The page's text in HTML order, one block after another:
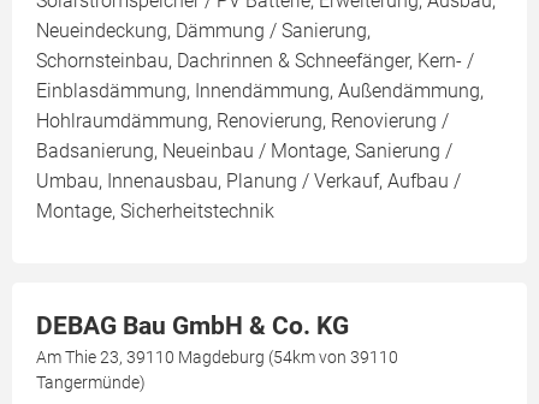
Neueindeckung, Dämmung / Sanierung,
Schornsteinbau, Dachrinnen & Schneefänger, Kern- /
Einblasdämmung, Innendämmung, Außendämmung,
Hohlraumdämmung, Renovierung, Renovierung /
Badsanierung, Neueinbau / Montage, Sanierung /
Umbau, Innenausbau, Planung / Verkauf, Aufbau /
Montage, Sicherheitstechnik
DEBAG Bau GmbH & Co. KG
Am Thie 23, 39110 Magdeburg (54km von 39110
Tangermünde)